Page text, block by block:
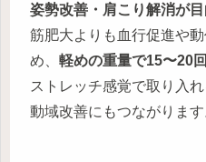
姿勢改善・肩こり解消が
筋肥大よりも血行促進や
め、 軽めの重量で15〜20
ストレッチ感覚で取り入
動域改善にもつながります